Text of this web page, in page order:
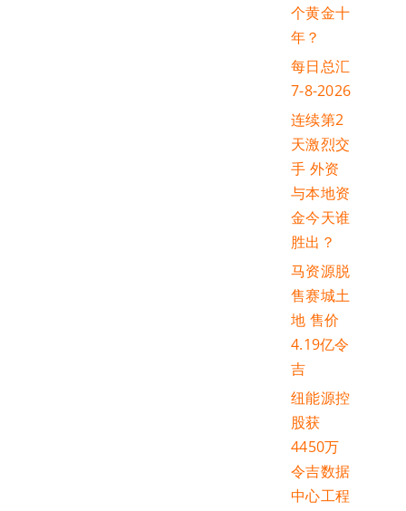
个黄金十
年？
每日总汇
7-8-2026
连续第2
天激烈交
手 外资
与本地资
金今天谁
胜出？
马资源脱
售赛城土
地 售价
4.19亿令
吉
纽能源控
股获
4450万
令吉数据
中心工程